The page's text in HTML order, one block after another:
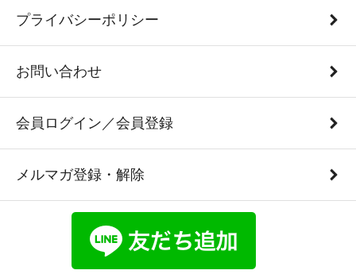
プライバシーポリシー
お問い合わせ
会員ログイン／会員登録
メルマガ登録・解除